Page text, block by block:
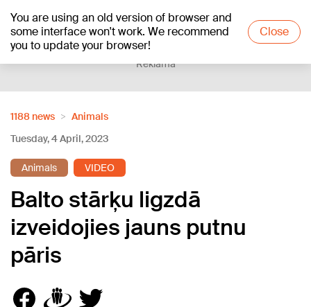
You are using an old version of browser and
some interface won't work. We recommend
you to update your browser!
Close
+21°C
Reklāma
1188 news
Animals
Tuesday, 4 April, 2023
Animals VIDEO
Balto stārķu ligzdā
izveidojies jauns putnu
pāris